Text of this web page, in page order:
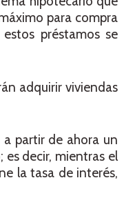
para compra
préstamos se
adquirir viviendas
partir de ahora un
decir, mientras el
la tasa de interés,